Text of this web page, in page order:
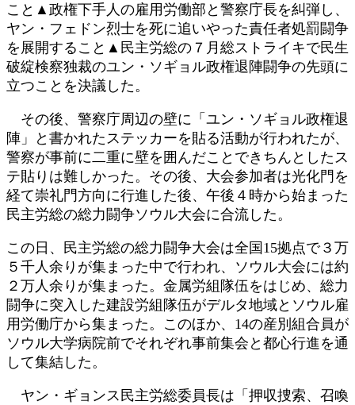
こと▲政権下手人の雇用労働部と警察庁長を糾弾し、
ヤン・フェドン烈士を死に追いやった責任者処罰闘争
を展開すること▲民主労総の７月総ストライキで民生
破綻検察独裁のユン・ソギョル政権退陣闘争の先頭に
立つことを決議した。
その後、警察庁周辺の壁に「ユン・ソギョル政権退
陣」と書かれたステッカーを貼る活動が行われたが、
警察が事前に二重に壁を囲んだことできちんとしたス
テ貼りは難しかった。その後、大会参加者は光化門を
経て崇礼門方向に行進した後、午後４時から始まった
民主労総の総力闘争ソウル大会に合流した。
この日、民主労総の総力闘争大会は全国15拠点で３万
５千人余りが集まった中で行われ、ソウル大会には約
２万人余りが集まった。金属労組隊伍をはじめ、総力
闘争に突入した建設労組隊伍がデルタ地域とソウル雇
用労働庁から集まった。このほか、14の産別組合員が
ソウル大学病院前でそれぞれ事前集会と都心行進を通
して集結した。
ヤン・ギョンス民主労総委員長は「押収捜索、召喚